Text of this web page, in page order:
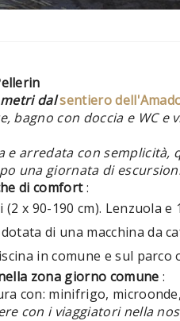
dalsentiero
bagno con doccia e WC
e arredata con semplicità,
una giornata di
di comfort:
(2 x 90-190 cm). Lenzuola
dotata di una macchina da
in comune e sul parco
zona giorno comune :
con: minifrigo,
con i viaggiatori nella